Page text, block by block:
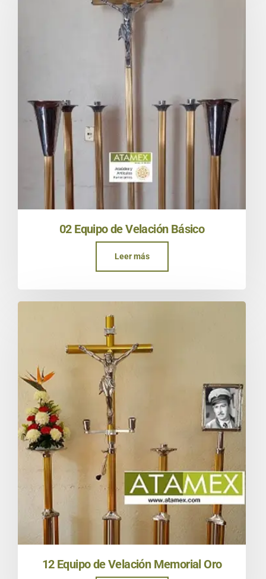
02 Equipo de Velación Básico
Leer más
12 Equipo de Velación Memorial Oro